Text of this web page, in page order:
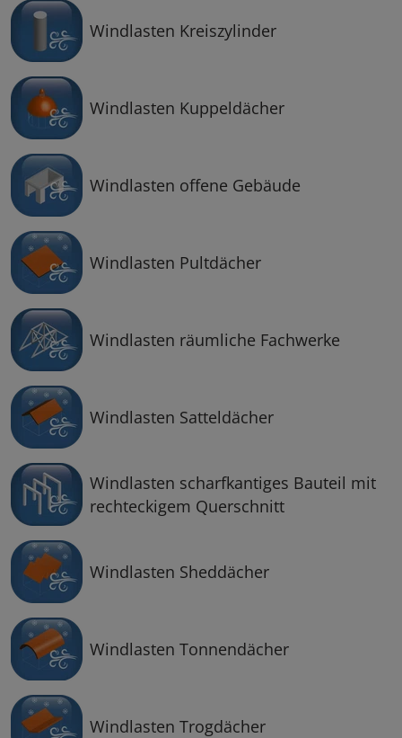
Windlasten Kreiszylinder
Windlasten Kuppeldächer
Windlasten offene Gebäude
Windlasten Pultdächer
Windlasten räumliche Fachwerke
Windlasten Satteldächer
Windlasten scharfkantiges Bauteil mit
rechteckigem Querschnitt
Windlasten Sheddächer
Windlasten Tonnendächer
Windlasten Trogdächer